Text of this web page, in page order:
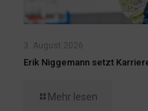
3. August 2026
Erik Niggemann setzt
Mehr lesen